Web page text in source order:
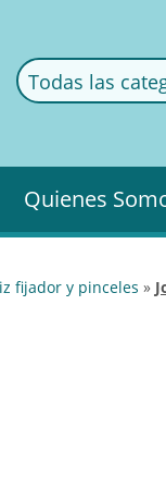
Quienes
fijador y pinceles »